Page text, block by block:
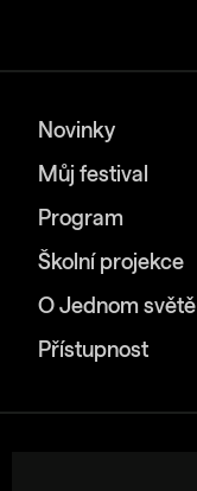
Novinky
Můj festival
Program
Školní projekce
O Jednom světě
Přístupnost